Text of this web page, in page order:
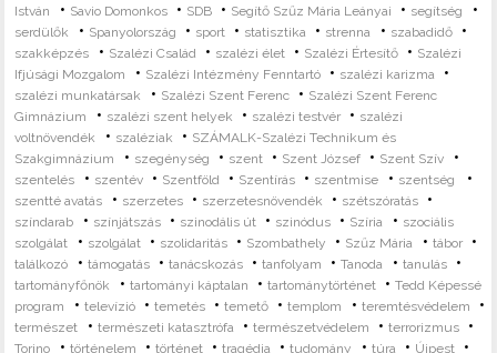
István
• Savio Domonkos • SDB • Segítő Szűz Mária Leányai • segítség •
serdülők • Spanyolország • sport • statisztika • strenna • szabadidő •
szakképzés • Szalézi Család • szalézi élet • Szalézi Értesítő • Szalézi
Ifjúsági Mozgalom
• Szalézi Intézmény Fenntartó • szalézi karizma •
szalézi munkatársak • Szalézi Szent Ferenc • Szalézi Szent Ferenc
Gimnázium
• szalézi szent helyek • szalézi testvér • szalézi
voltnövendék
• szaléziak • SZÁMALK-Szalézi Technikum és
Szakgimnázium
• szegénység • szent • Szent József • Szent Szív •
szentelés • szentév • Szentföld • Szentírás • szentmise • szentség •
szentté avatás • szerzetes • szerzetesnövendék • szétszóratás •
színdarab • színjátszás • szinodális út • szinódus • Szíria • szociális
szolgálat
• szolgálat • szolidaritás • Szombathely • Szűz Mária • tábor •
találkozó • támogatás • tanácskozás •tanfolyam •Tanoda • tanulás •
tartományfőnök • tartományi káptalan • tartománytörténet •Tedd Képessé
program
• televízió • temetés •temető •templom • teremtésvédelem •
természet • természeti katasztrófa • természetvédelem •terrorizmus •
Torino • történelem • történet •tragédia •tudomány • túra • Újpest •